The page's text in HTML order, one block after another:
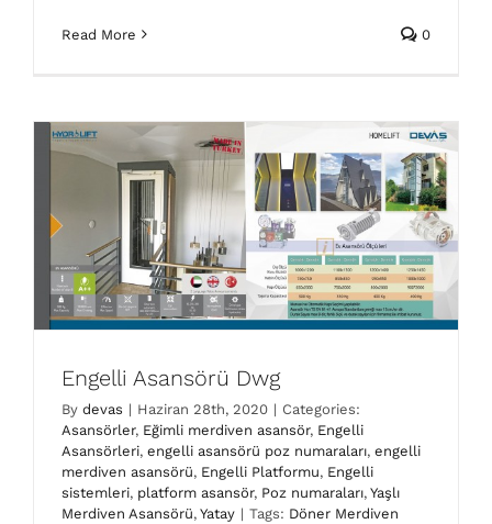
Read More 0
Asansörleri
engelli
Engelli Asansörü Dwg
By devas | Haziran 28th, 2020 | Categories:
Asansörler, Eğimli merdiven asansör, Engelli
Asansörleri, engelli asansörü poz numaraları, engelli
merdiven asansörü, Engelli Platformu, Engelli
sistemleri, platform asansör, Poz numaraları, Yaşlı
Merdiven Asansörü, Yatay | Tags: Döner Merdiven